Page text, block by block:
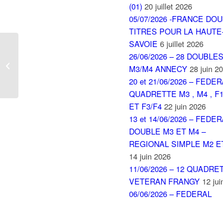
(01) 20 juillet 2026
05/07/2026 -FRANCE
TITRES POUR LA
SAVOIE 6 juillet 2026
26/06/2026 – 28 DOUBLES
M3/M4 ANNECY 28 juin
20 et 21/06/2026 –
QUADRETTE M3 , M4 ,
ET F3/F4 22 juin 2026
13 et 14/06/2026 –
DOUBLE M3 ET M4 –
REGIONAL SIMPLE M2
14 juin 2026
11/06/2026 – 12
VETERAN FRANGY 12
06/06/2026 – FEDERAL